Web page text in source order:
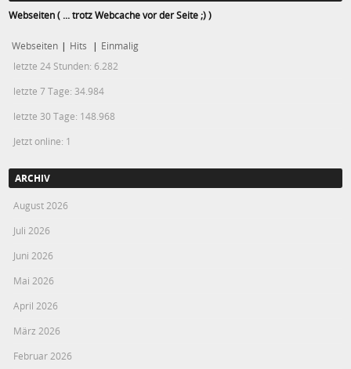
Webseiten ( ... trotz Webcache vor der Seite ;) )
Webseiten | Hits | Einmalig
letzte 24 Stunden:6.282
letzte 7 Tage: 34.984
letzte 30 Tage: 148.968
Jetzt online: 1
ARCHIV
August 2026
Juli 2026
Juni 2026
Mai 2026
April 2026
März 2026
Februar 2026